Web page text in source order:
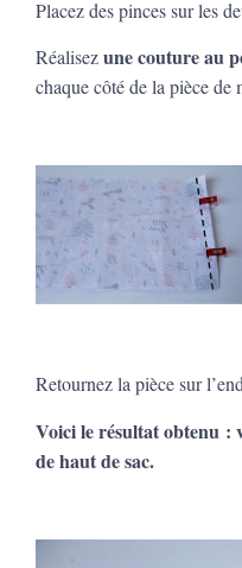
Placez des pinces sur les
Réalisezune couture au
chaque côté de la pièce de
Retournez la pièce sur
Voici le résultat obtenu :
de haut de sac.